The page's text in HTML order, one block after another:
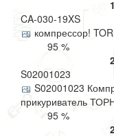
CA-030-19XS
компрессор!
95 %
S02001023
S02001023
прикуриватель
95 %